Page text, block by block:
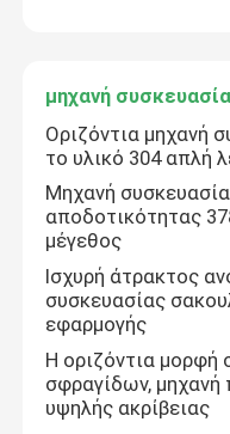
Μηχανή
μηχανή
Μηχανή
μηχανή
μηχανή
Οριζόντια μηχανή
το υλικό 304 απλή
Μηχανή
αποδοτικότητας
μέγεθος
Ισχυρή άτρακτος
συσκευασίας
εφαρμογής
Η οριζόντια μορφή
σφραγίδων, μηχανή
υψηλής ακρίβειας